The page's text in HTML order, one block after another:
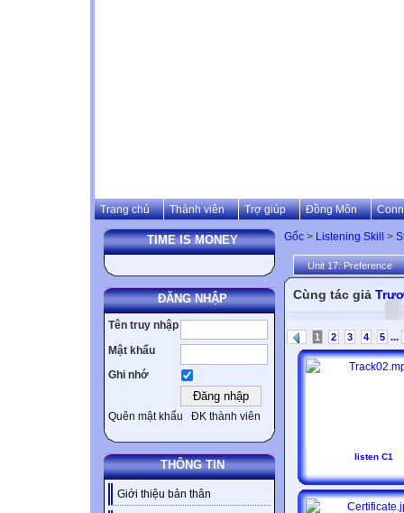
Trang chủ Thành viên Trợ giúp Đồng Môn
TIME IS MONEY
ĐĂNG NHẬP
Tên truy nhập
Mật khẩu
Ghi nhớ
Quên mật khẩu ĐK thành viên
THÔNG TIN
Giới thiệu bản thân
Gốc > Listening Skill >
Unit 17: Preference
Cùng tác giả
1 2 3 4 5 ...
listen C1